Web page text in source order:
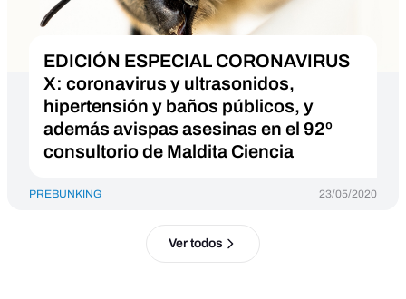
EDICIÓN ESPECIAL CORONAVIRUS
X: coronavirus y ultrasonidos,
hipertensión y baños públicos, y
además avispas asesinas en el 92º
consultorio de Maldita Ciencia
PREBUNKING 23/05/2020
Ver todos